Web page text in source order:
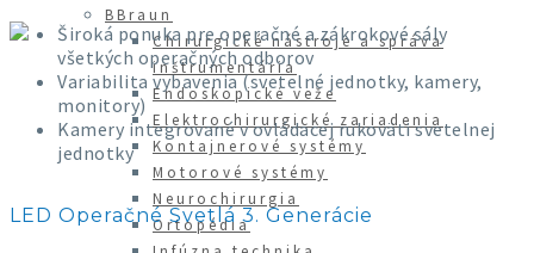
BBraun
Chirurgické nástroje a správa
inštrumentária
Endoskopické veže
Elektrochirurgické zariadenia
Kontajnerové systémy
Motorové systémy
Neurochirurgia
Ortopédia
Široká ponuka pre operačné a zákrokové sály
všetkých operačných odborov
Variabilita vybavenia (svetelné jednotky, kamery,
monitory)
Kamery integrované v ovládacej rukoväti svetelnej
jednotky
LED Operačné Svetlá 3. Generácie